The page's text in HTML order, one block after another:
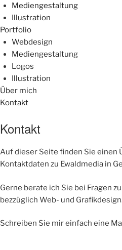
Mediengestaltung
Illustration
Portfolio
Webdesign
Mediengestaltung
Logos
Illustration
Über mich
Kontakt
Kontakt
Auf dieser Seite finden Sie einen
Kontaktdaten zu Ewaldmedia in
Gerne berate ich Sie bei Fragen
bezzüglich Web- und
Schreiben Sie mir einfach eine